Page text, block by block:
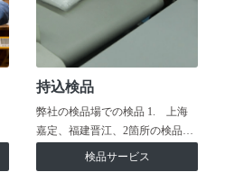
持込検品
弊社の検品場での検品 1. 上海
嘉定、福建晋江、2箇所の検品…
検品サービス